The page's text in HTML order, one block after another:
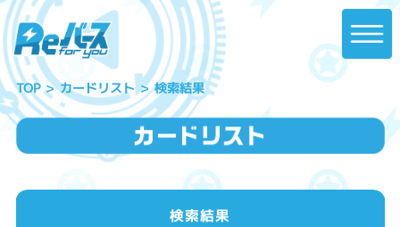
TOP カードリスト 検索結果
検索結果